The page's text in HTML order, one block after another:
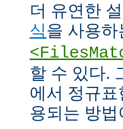
더 유연한
식을 사용하
할 수 있다.
에서 정규
용되는 방